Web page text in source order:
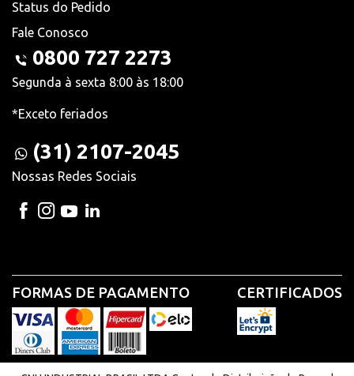
Status do Pedido
Fale Conosco
0800 727 2273
Segunda à sexta 8:00 às 18:00
*Exceto feriados
(31) 2107-2045
Nossas Redes Sociais
FORMAS DE PAGAMENTO CERTIFICADOS